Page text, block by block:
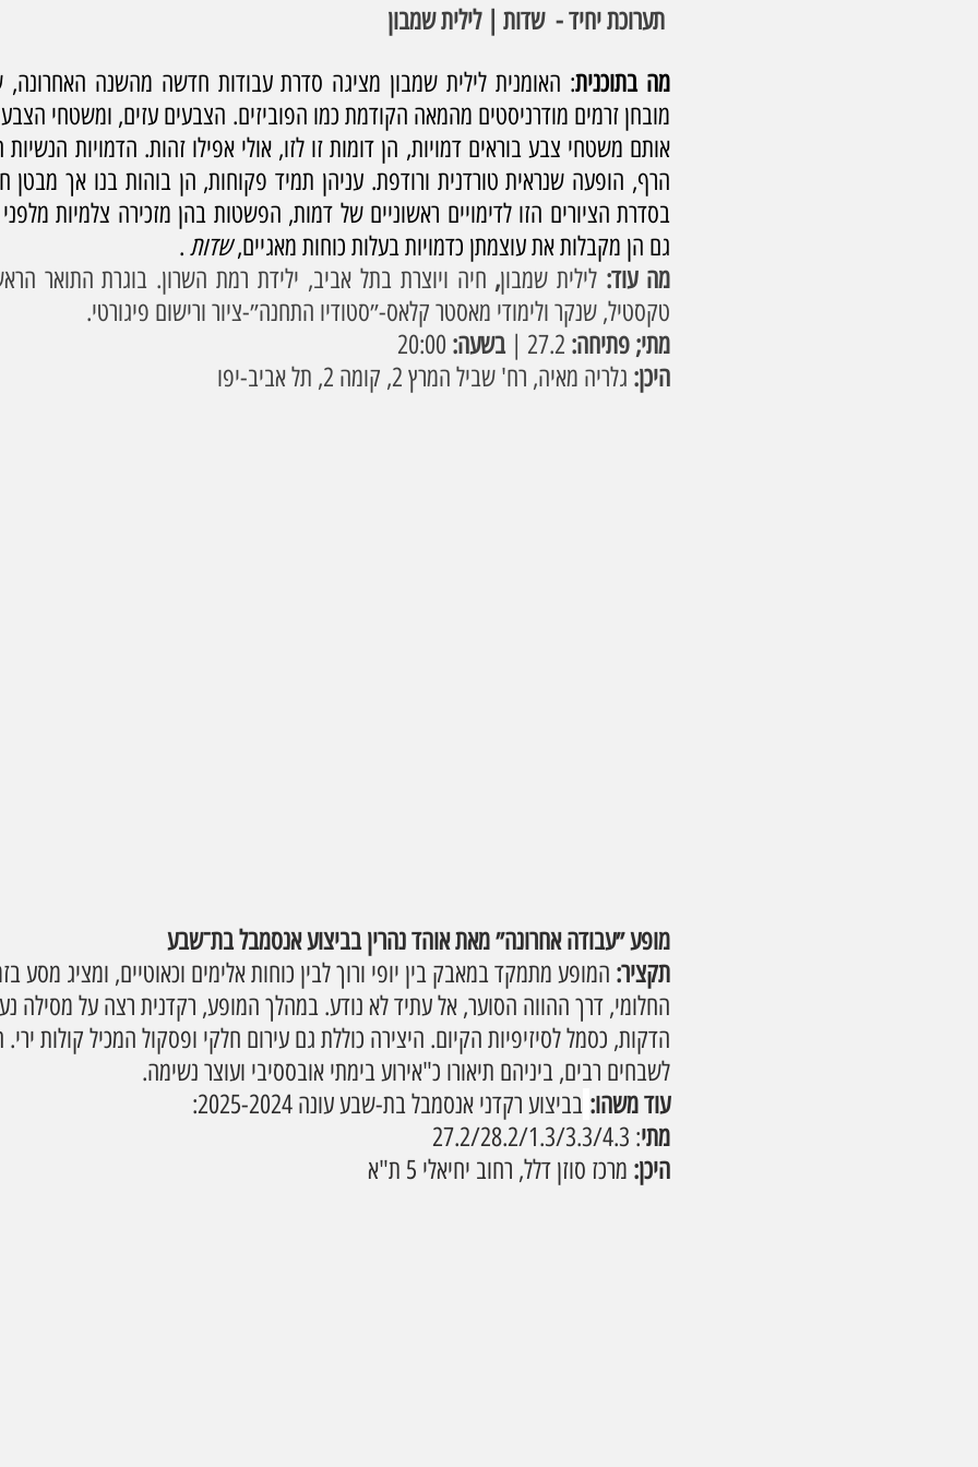
מה בתוכנית
גם הן מקבלות את עוצמתן כדמויות בעלות כוחות מאגיים, שדות .
מה עוד: לילית שמבון,
טקסטיל, שנקר ולימודי מאסטר קלאס-״סטודיו התחנה״-ציור ורישום פיגורטי.
מתי; פתיחה:
בשעה: 20:00
היכן: גלריה מאיה, רח' שביל המרץ 2, קומה 2, תל אביב-יפו
מופע ״עבודה אחרונה״ מאת אוהד נהרין בביצוע אנסמבל בת־שבע
תקציר: המופע מתמקד במאבק בין יופי ורוך לבין כוחות אלימים וכאוטיים, ומציג מסע
הדקות, כסמל לסיזיפיות הקיום. היצירה כוללת גם עירום חלקי ופסקול המכיל קולות
לשבחים רבים, ביניהם תיאורו כ"אירוע בימתי אובססיבי ועוצר נשימה.
עוד משהו: בביצוע רקדני אנסמבל בת-שבע עונה 2025-2024:
מתי: 27.2/28.2/1.3/3.3/4.3
היכן: מרכז סוזן דלל, רחוב יחיאלי 5 ת"א